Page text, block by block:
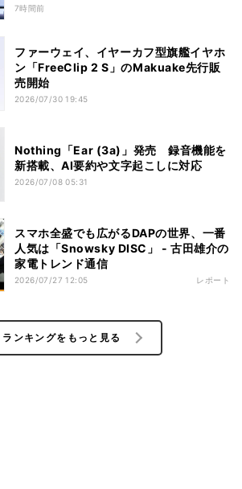
7時間前
ファーウェイ、イヤーカフ型旗艦イヤホ
ン「FreeClip 2 S」のMakuake先行販
売開始
2026/07/30 19:45
Nothing「Ear (3a)」発売 録音機能を
新搭載、AI要約や文字起こしに対応
2026/07/08 05:31
スマホ全盛でも広がるDAPの世界、一番
人気は「Snowsky DISC」 - 古田雄介の
家電トレンド通信
2026/07/27 12:05 レポート
ランキングをもっと見る